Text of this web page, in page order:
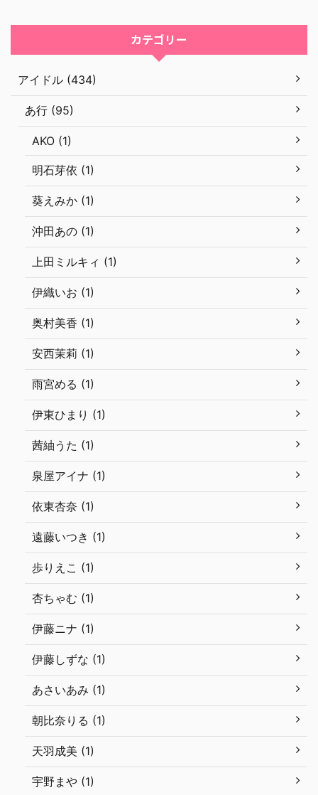
カテゴリー
アイドル (434)
あ行 (95)
AKO (1)
明石芽依 (1)
葵えみか (1)
沖田あの (1)
上田ミルキィ (1)
伊織いお (1)
奥村美香 (1)
安西茉莉 (1)
雨宮める (1)
伊東ひまり (1)
茜紬うた (1)
泉屋アイナ (1)
依東杏奈 (1)
遠藤いつき (1)
歩りえこ (1)
杏ちゃむ (1)
伊藤ニナ (1)
伊藤しずな (1)
あさいあみ (1)
朝比奈りる (1)
天羽成美 (1)
宇野まや (1)